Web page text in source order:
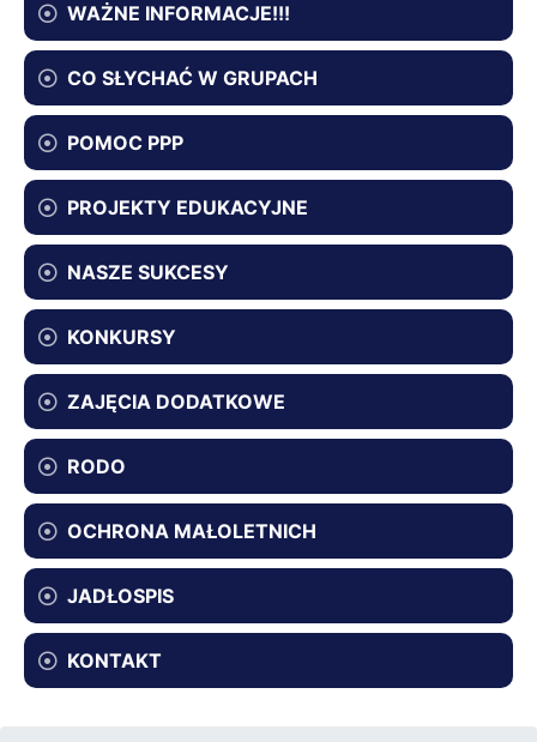
WAŻNE INFORMACJE!!!
CO SŁYCHAĆ W GRUPACH
POMOC PPP
PROJEKTY EDUKACYJNE
NASZE SUKCESY
KONKURSY
ZAJĘCIA DODATKOWE
RODO
OCHRONA MAŁOLETNICH
JADŁOSPIS
KONTAKT